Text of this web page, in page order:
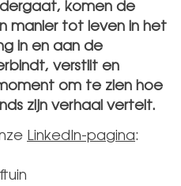
komen de
manier tot leven in het
in en aan de
verstilt en
om te zien hoe
zijn verhaal vertelt.
LinkedIn-pagina: